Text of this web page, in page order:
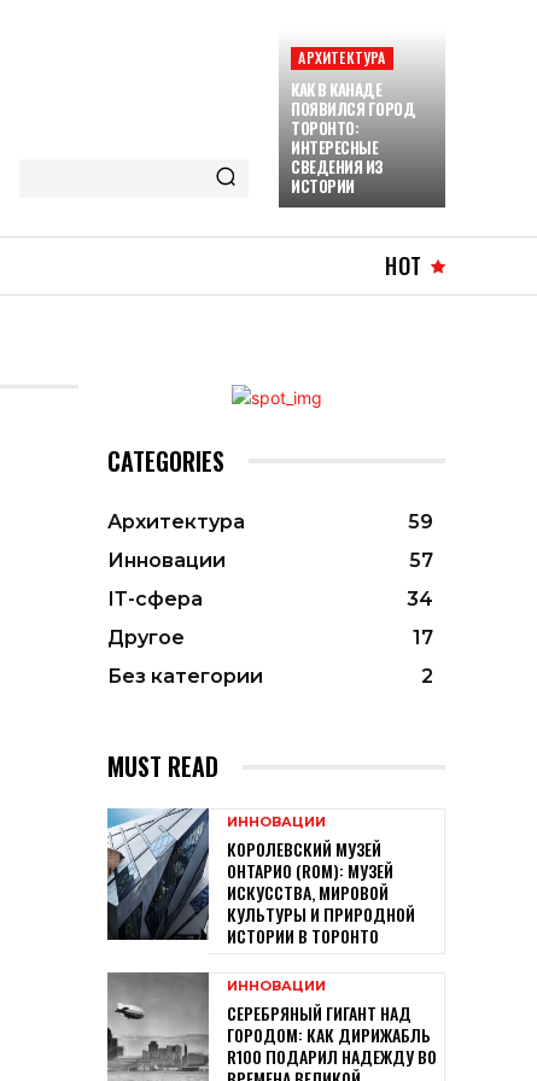
АРХИТЕКТУРА
КАК В КАНАДЕ
ПОЯВИЛСЯ ГОРОД
ТОРОНТО:
ИНТЕРЕСНЫЕ
СВЕДЕНИЯ ИЗ
ИСТОРИИ
HOT
CATEGORIES
Архитектура
59
Инновации
57
ІТ-сфера
34
Другое
17
Без категории
2
MUST READ
ИННОВАЦИИ
КОРОЛЕВСКИЙ МУЗЕЙ
ОНТАРИО (ROM): МУЗЕЙ
ИСКУССТВА, МИРОВОЙ
КУЛЬТУРЫ И ПРИРОДНОЙ
ИСТОРИИ В ТОРОНТО
ИННОВАЦИИ
СЕРЕБРЯНЫЙ ГИГАНТ НАД
ГОРОДОМ: КАК ДИРИЖАБЛЬ
R100 ПОДАРИЛ НАДЕЖДУ ВО